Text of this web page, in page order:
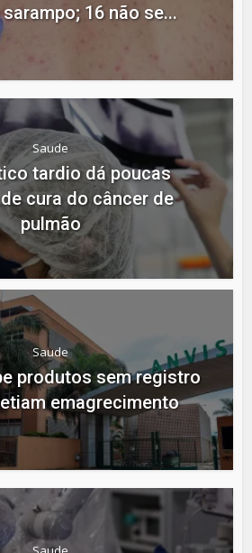
16 não se...
Saude
tardio dá poucas
cura do câncer de
pulmão
Saude
produtos sem registro
emagrecimento